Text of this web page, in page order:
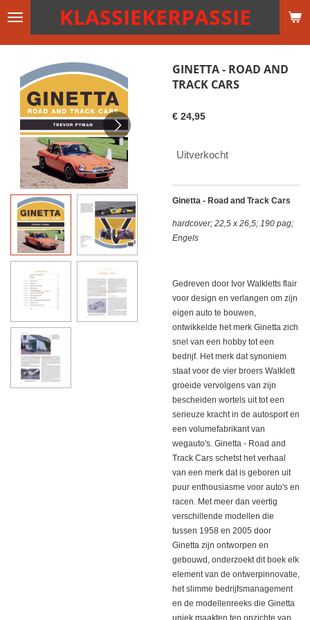
Ga
hoofdinhoud
KLASSIEKERPASSIE
GINETTA - ROAD AND
TRACK CARS
€ 24,95
Uitverkocht
Ginetta - Road and Track Cars
hardcover; 22,5 x 26,5; 190 pag;
Engels
Gedreven door Ivor Walkletts flair
voor design en verlangen om zijn
eigen auto te bouwen,
ontwikkelde het merk Ginetta zich
snel van een hobby tot een
bedrijf. Het merk dat synoniem
staat voor de vier broers Walklett
groeide vervolgens van zijn
bescheiden wortels uit tot een
serieuze kracht in de autosport en
een volumefabrikant van
wegauto's. Ginetta - Road and
Track Cars schetst het verhaal
van een merk dat is geboren uit
puur enthousiasme voor auto's en
racen. Met meer dan veertig
verschillende modellen die
tussen 1958 en 2005 door
Ginetta zijn ontworpen en
gebouwd, onderzoekt dit boek elk
element van de ontwerpinnovatie,
het slimme bedrijfsmanagement
en de modellenreeks die Ginetta
uniek maakten ten opzichte van